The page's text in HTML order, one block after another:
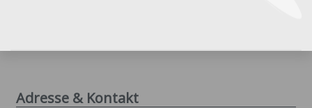
Adresse & Kontakt